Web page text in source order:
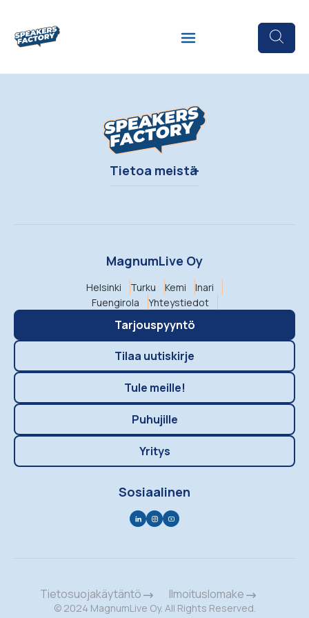
Tietoa meistä
MagnumLive Oy
Helsinki Turku Kemi
Inari
Fuengirola
Yhteystiedot
Tarjouspyyntö
Tilaa uutiskirje
Tule meille!
Puhujille
Yritys
Sosiaalinen
Tietosuojakäytäntö Ilmoituslomake
© 2024 MagnumLive Oy. All Rights Reserved.